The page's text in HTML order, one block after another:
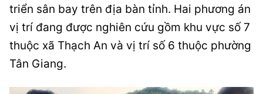
triển sân bay trên địa bàn tỉnh. Hai phương án
vị trí đang được nghiên cứu gồm khu vực số 7
thuộc xã Thạch An và vị trí số 6 thuộc phường
Tân Giang.